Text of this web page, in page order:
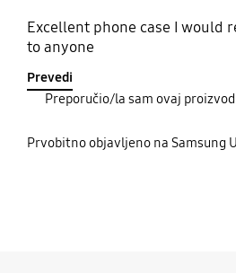
Excellent phone case I would
to anyone
Prevedi
Preporučio/la sam ovaj
Prvobitno objavljeno na Samsung